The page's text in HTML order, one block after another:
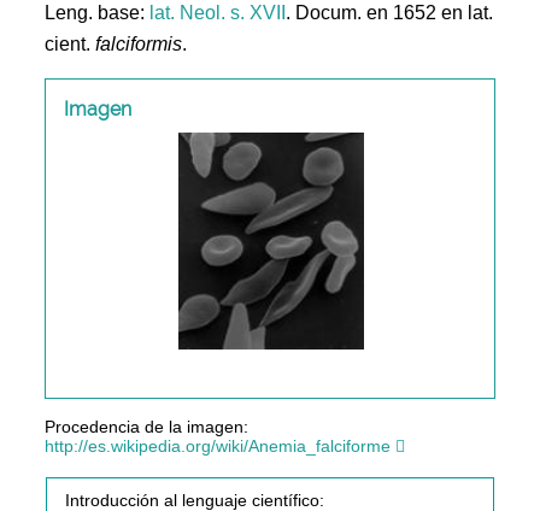
Leng. base: lat. Neol. s. XVII . Docum. en 1652 en lat.
cient.falciformis.
Imagen
Procedencia de la imagen:
http://es.wikipedia.org/wiki/Anemia_falciforme
Introducción al lenguaje científico: